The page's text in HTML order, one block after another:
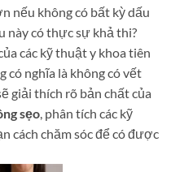
nếu không có bất kỳ dấu
này có thực sự khả thi?
các kỹ thuật y khoa tiên
có nghĩa là không có vết
giải thích rõ bản chất của
sẹo , phân tích các kỹ
cách chăm sóc để có được